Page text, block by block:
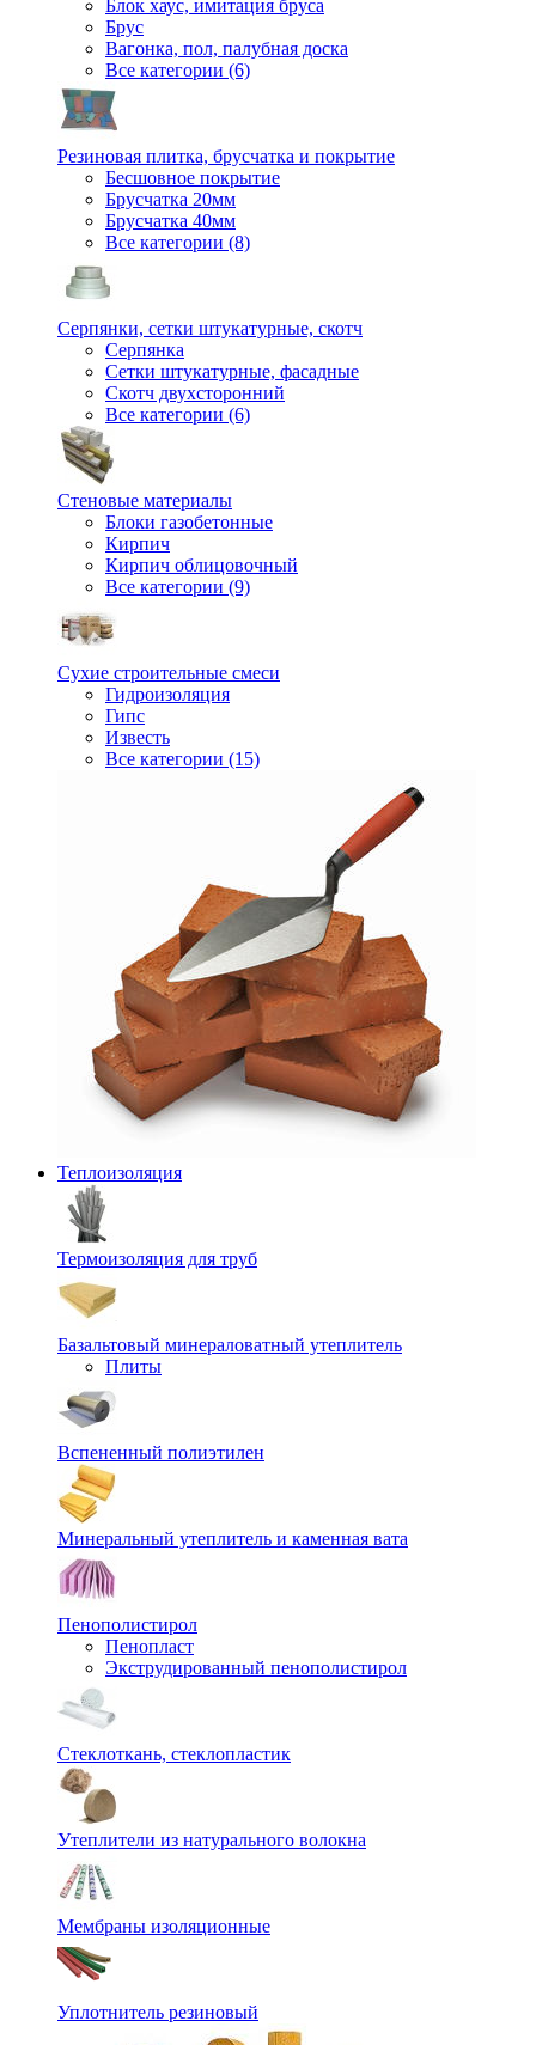
Блок хаус, имитация бруса
Брус
Вагонка, пол, палубная доска
Все категории (6)
Резиновая плитка, брусчатка и покрытие
Бесшовное покрытие
Брусчатка 20мм
Брусчатка 40мм
Все категории (8)
Серпянки, сетки штукатурные, скотч
Серпянка
Сетки штукатурные, фасадные
Скотч двухсторонний
Все категории (6)
Стеновые материалы
Блоки газобетонные
Кирпич
Кирпич облицовочный
Все категории (9)
Сухие строительные смеси
Гидроизоляция
Гипс
Известь
Все категории (15)
Теплоизоляция
Термоизоляция для труб
Базальтовый минераловатный утеплитель
Плиты
Вспененный полиэтилен
Минеральный утеплитель и каменная вата
Пенополистирол
Пенопласт
Экструдированный пенополистирол
Стеклоткань, стеклопластик
Утеплители из натурального волокна
Мембраны изоляционные
Уплотнитель резиновый